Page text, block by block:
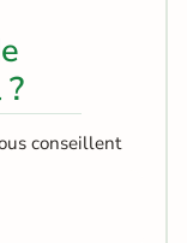
conseillent